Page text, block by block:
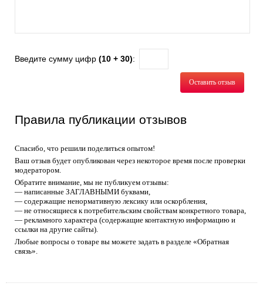
Введите сумму цифр (10 + 30):
Оставить отзыв
Правила публикации отзывов
Спасибо, что решили поделиться опытом!
Ваш отзыв будет опубликован через некоторое время после проверки
модератором.
Обратите внимание, мы не публикуем отзывы:
— написанные ЗАГЛАВНЫМИ буквами,
— содержащие ненормативную лексику или оскорбления,
— не относящиеся к потребительским свойствам конкретного товара,
— рекламного характера (содержащие контактную информацию и
ссылки на другие сайты).
Любые вопросы о товаре вы можете задать в разделе «Обратная
связь».